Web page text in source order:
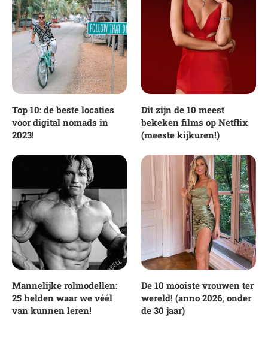
Top 10: de beste locaties
voor digital nomads in
2023!
Dit zijn de 10 meest
bekeken films op Netflix
(meeste kijkuren!)
Mannelijke rolmodellen:
25 helden waar we véél
van kunnen leren!
De 10 mooiste vrouwen ter
wereld! (anno 2026, onder
de 30 jaar)